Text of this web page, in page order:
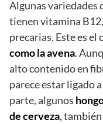
Algunas variedades
tienen vitamina
precarias. Este es el
como la avena.
alto contenido en
parece estar ligado
parte, algunos
de cerveza,